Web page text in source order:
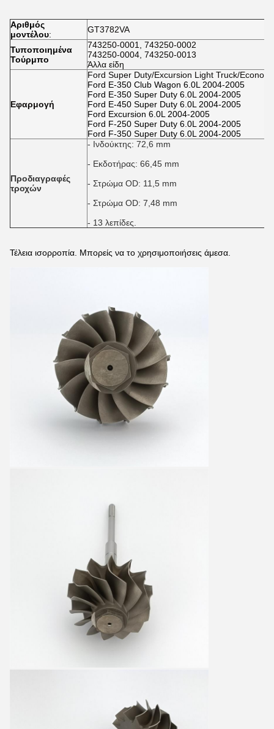
Αριθμός
μοντέλου: GT3782VA
Τυποποιημένα
Τούρμπο
743250-0001, 743250-0002
743250-0004, 743250-0013
Άλλα είδη
Εφαρμογή
Ford Super Duty/Excursion Light Truck/
Ford E-350 Club Wagon 6.0L 2004-2005
Ford E-350 Super Duty 6.0L 2004-2005
Ford E-450 Super Duty 6.0L 2004-2005
Ford Excursion 6.0L 2004-2005
Ford F-250 Super Duty 6.0L 2004-2005
Ford F-350 Super Duty 6.0L 2004-2005
Προδιαγραφές
τροχών
- Ινδούκτης: 72,6 mm
- Εκδοτήρας: 66,45 mm
- Στρώμα OD: 11,5 mm
- Στρώμα OD: 7,48 mm
- 13 λεπίδες.
Τέλεια ισορροπία. Μπορείς να το χρησιμοποιήσεις άμεσα.